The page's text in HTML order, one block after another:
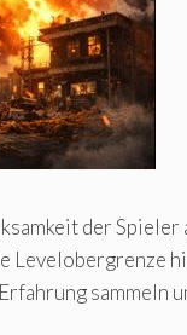
der Spieler
Levelobergrenze
sammeln